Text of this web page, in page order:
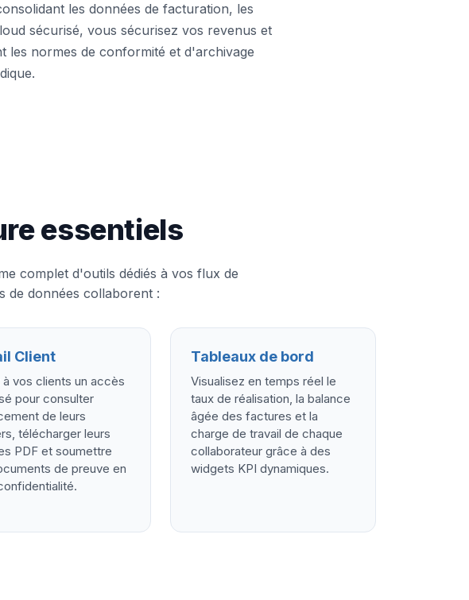
les données de facturation, les
sécurisé, vous sécurisez vos revenus et
les normes de conformité et d'archivage
essentiels
complet d'outils dédiés à vos flux de
de données collaborent :
Client
vos clients un accès
pour consulter
de leurs
télécharger leurs
PDF et soumettre
de preuve en
Tableaux de bord
Visualisez en temps réel le
taux de réalisation, la balance
âgée des factures et la
charge de travail de chaque
collaborateur grâce à des
widgets KPI dynamiques.